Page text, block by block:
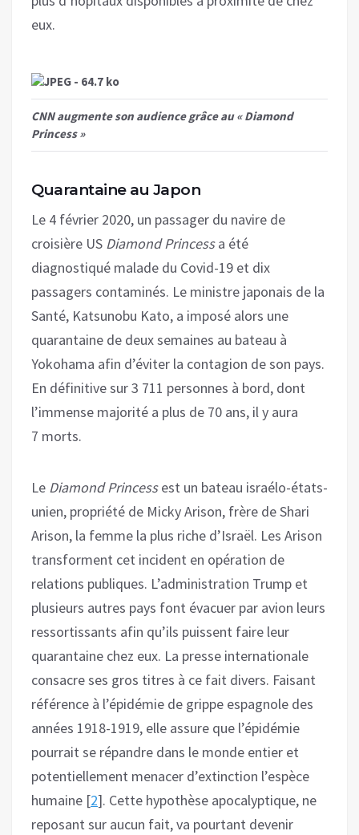
eux.
CNN augmente son audience grâce au « Diamond
Princess »
Quarantaine au Japon
Le 4 février 2020, un passager du navire de
croisière US Diamond Princessa été
diagnostiqué malade du Covid-19 et dix
passagers contaminés. Le ministre japonais de la
Santé, Katsunobu Kato, a imposé alors une
quarantaine de deux semaines au bateau à
Yokohama afin d’éviter la contagion de son pays.
En définitive sur 3 711 personnes à bord, dont
l’immense majorité a plus de 70 ans, il y aura
7 morts.
Le Diamond Princessest un bateau israélo-états-
unien, propriété de Micky Arison, frère de Shari
Arison, la femme la plus riche d’Israël. Les Arison
transforment cet incident en opération de
relations publiques. L’administration Trump et
plusieurs autres pays font évacuer par avion leurs
ressortissants afin qu’ils puissent faire leur
quarantaine chez eux. La presse internationale
consacre ses gros titres à ce fait divers. Faisant
référence à l’épidémie de grippe espagnole des
années 1918-1919, elle assure que l’épidémie
pourrait se répandre dans le monde entier et
potentiellement menacer d’extinction l’espèce
humaine [2]. Cette hypothèse apocalyptique, ne
reposant sur aucun fait, va pourtant devenir